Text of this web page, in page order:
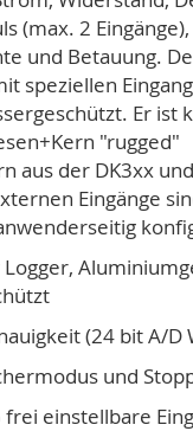
(max. 2 Eingänge),
und Betauung.
speziellen
Er ist
"rugged"
aus der DK3xx
Eingänge
(24 bit A/D
und
frei einstellbare